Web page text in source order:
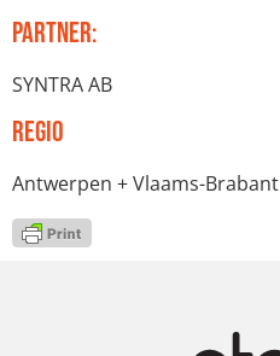
Partner:
SYNTRA AB
Regio
Antwerpen + Vlaams-Brabant